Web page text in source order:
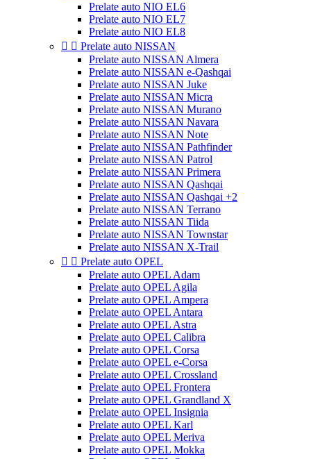
Prelate auto NIO EL6
Prelate auto NIO EL7
Prelate auto NIO EL8
  Prelate auto NISSAN
Prelate auto NISSAN Almera
Prelate auto NISSAN e-Qashqai
Prelate auto NISSAN Juke
Prelate auto NISSAN Micra
Prelate auto NISSAN Murano
Prelate auto NISSAN Navara
Prelate auto NISSAN Note
Prelate auto NISSAN Pathfinder
Prelate auto NISSAN Patrol
Prelate auto NISSAN Primera
Prelate auto NISSAN Qashqai
Prelate auto NISSAN Qashqai +2
Prelate auto NISSAN Terrano
Prelate auto NISSAN Tiida
Prelate auto NISSAN Townstar
Prelate auto NISSAN X-Trail
  Prelate auto OPEL
Prelate auto OPEL Adam
Prelate auto OPEL Agila
Prelate auto OPEL Ampera
Prelate auto OPEL Antara
Prelate auto OPEL Astra
Prelate auto OPEL Calibra
Prelate auto OPEL Corsa
Prelate auto OPEL e-Corsa
Prelate auto OPEL Crossland
Prelate auto OPEL Frontera
Prelate auto OPEL Grandland X
Prelate auto OPEL Insignia
Prelate auto OPEL Karl
Prelate auto OPEL Meriva
Prelate auto OPEL Mokka